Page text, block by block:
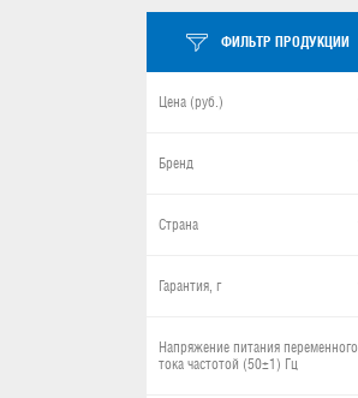
ФИЛЬТР ПРОДУКЦИИ
Цена (руб.)
Бренд
Страна
Гарантия, г
Напряжение питания переменного
тока частотой (50±1) Гц